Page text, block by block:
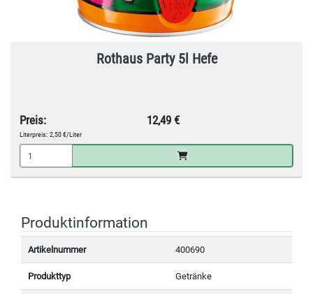
Rothaus Party 5l Hefe
Preis: 12,49 €
Literpreis: 2,50 €/Liter
Produktinformation
Artikelnummer 400690
Produkttyp Getränke